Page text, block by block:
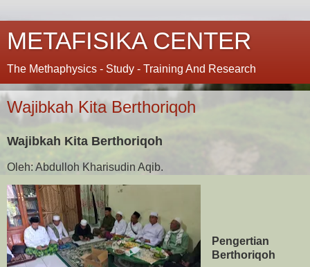
METAFISIKA CENTER
The Methaphysics - Study - Training And Research
Wajibkah Kita Berthoriqoh
Wajibkah Kita Berthoriqoh
Oleh: Abdulloh Kharisudin Aqib.
Pengertian
Berthoriqoh